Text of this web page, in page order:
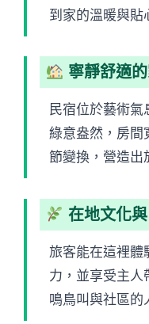
到家的溫暖與貼
寧靜舒適
民宿位於藝術氣
綠意盎然，房間
節變換，營造出
在地文化
旅客能在這裡體
力，並享受主人
鳴鳥叫與社區的